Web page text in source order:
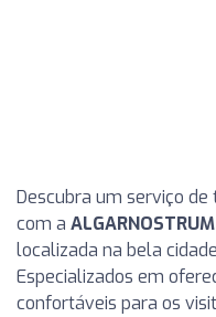
Descubra um serviço
com a
localizada na bela
Especializados em
confortáveis para os